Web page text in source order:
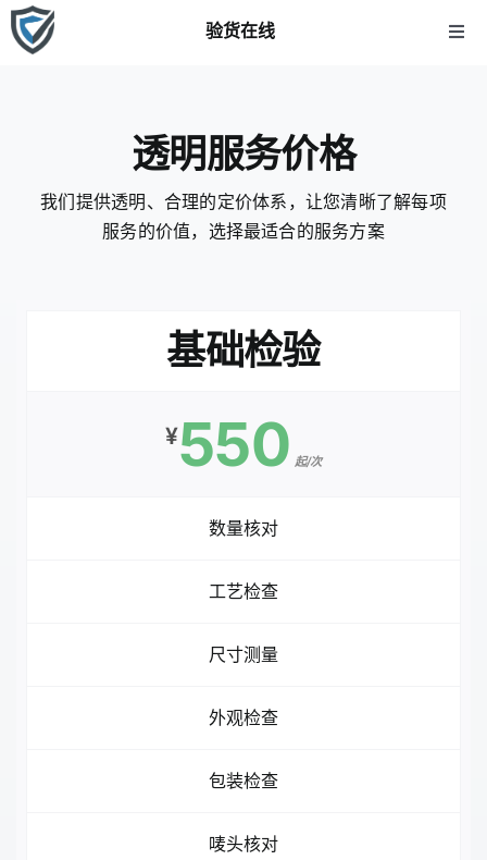
跳
到
验货在线
切
透明服务价格
我们提供透明、合理的定价体系，让您清晰了解每项
服务的价值，选择最适合的服务方案
基础检验
¥550 起/次
数量核对
工艺检查
尺寸测量
外观检查
包装检查
唛头核对